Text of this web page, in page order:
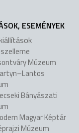
ESEMÉNYEK
Múzeum
Bányászati
Magyar Képtár
Múzeum